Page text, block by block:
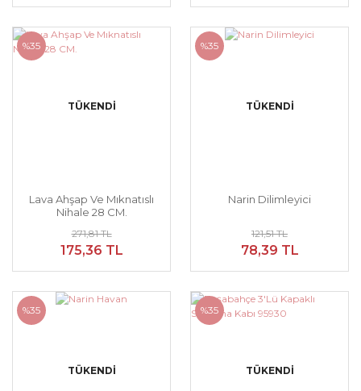
%35
TÜKENDİ
Lava Ahşap Ve Mıknatıslı
Nihale 28 CM.
271,81 TL
175,36 TL
%35
TÜKENDİ
Narin Dilimleyici
121,51 TL
78,39 TL
%35
TÜKENDİ
%35
TÜKENDİ